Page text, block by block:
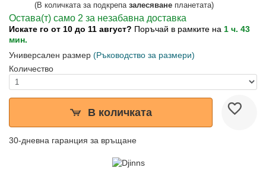
(В количката за подкрепа залесяване планетата)
Остава(т) само 2 за незабавна доставка
Искате го от 10 до 11 август? Поръчай в рамките на 1 ч. 43
мин.
Универсален размер (Ръководство за размери)
Количество
В количката
30-дневна гаранция за връщане